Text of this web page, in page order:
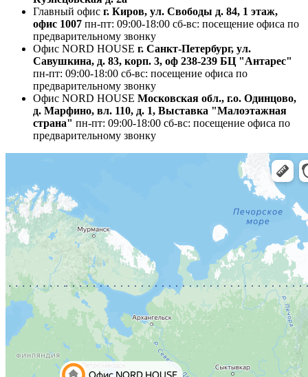
Главный офис г. Киров, ул. Свободы д. 84, 1 этаж,
офис 1007 пн-пт: 09:00-18:00 сб-вс: посещение офиса по
предварительному звонку
Офис NORD HOUSE г. Санкт-Петербург, ул.
Савушкина, д. 83, корп. 3, оф 238-239 БЦ "Антарес"
пн-пт: 09:00-18:00 сб-вс: посещение офиса по
предварительному звонку
Офис NORD HOUSE Московская обл., г.о. Одинцово,
д. Марфино, вл. 110, д. 1, Выставка "Малоэтажная
страна" пн-пт: 09:00-18:00 сб-вс: посещение офиса по
предварительному звонку